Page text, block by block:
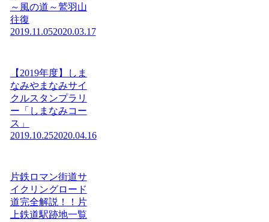
～風の道～鷲羽山
往復
2019.11.052020.03.17
【2019年度】しま
なみやまなみサイ
クルスタンプラリ
ー「しまなみコー
ス」
2019.10.252020.04.16
片鉄ロマン街道サ
イクリングロード
道完全解説！！片
上鉄道駅跡地一覧